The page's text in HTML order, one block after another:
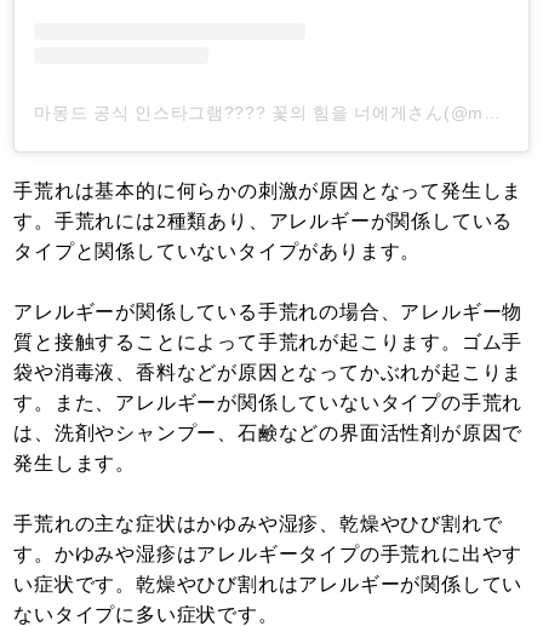
手荒れは基本的に何らかの刺激が原因となって発生しま
す。手荒れには2種類あり、アレルギーが関係している
タイプと関係していないタイプがあります。
アレルギーが関係している手荒れの場合、アレルギー物
質と接触することによって手荒れが起こります。ゴム手
袋や消毒液、香料などが原因となってかぶれが起こりま
す。また、アレルギーが関係していないタイプの手荒れ
は、洗剤やシャンプー、石鹸などの界面活性剤が原因で
発生します。
手荒れの主な症状はかゆみや湿疹、乾燥やひび割れで
す。かゆみや湿疹はアレルギータイプの手荒れに出やす
い症状です。乾燥やひび割れはアレルギーが関係してい
ないタイプに多い症状です。